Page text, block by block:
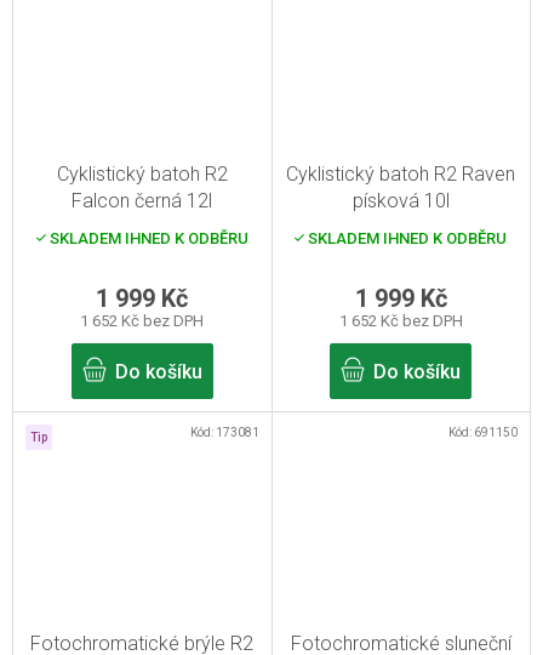
Cyklistický batoh R2
Falcon černá 12l
SKLADEM IHNED K ODBĚRU
1 652 Kč bez DPH
1 999 Kč
Do košíku
Cyklistický batoh R2 Raven
písková 10l
SKLADEM IHNED K ODBĚRU
1 652 Kč bez DPH
1 999 Kč
Do košíku
Tip
Fotochromatické brýle R2
Kód: 173081
Fotochromatické sluneční
Kód: 691150